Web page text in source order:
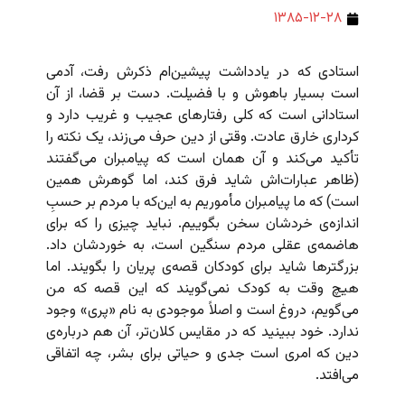
۱۳۸۵-۱۲-۲۸
استادی که در یادداشت پیشین‌ام ذکرش رفت، آدمی
است بسیار باهوش و با فضیلت. دست بر قضا، از آن
استادانی است که کلی رفتارهای عجیب و غریب دارد و
کرداری خارق عادت. وقتی از دین حرف می‌زند، یک نکته را
تأکید می‌کند و آن همان است که پیامبران می‌گفتند
(ظاهر عبارات‌اش شاید فرق کند، اما گوهرش همین
است) که ما پیامبران مأموریم به این‌که با مردم بر حسبِ
اندازه‌ی خردشان سخن بگوییم. نباید چیزی را که برای
هاضمه‌ی عقلی مردم سنگین است، به خوردشان داد.
بزرگترها شاید برای کودکان قصه‌ی پریان را بگویند. اما
هیچ وقت به کودک نمی‌گویند که این قصه که من
می‌گویم، دروغ است و اصلاً موجودی به نام «پری» وجود
ندارد. خود ببینید که در مقایس کلان‌تر، آن هم درباره‌ی
دین که امری است جدی و حیاتی برای بشر، چه اتفاقی
می‌افتد.